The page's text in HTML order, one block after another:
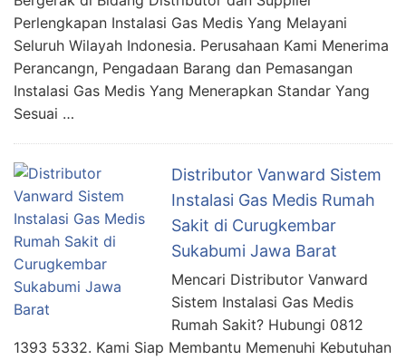
Perlengkapan Instalasi Gas Medis Yang Melayani
Seluruh Wilayah Indonesia. Perusahaan Kami Menerima
Perancangn, Pengadaan Barang dan Pemasangan
Instalasi Gas Medis Yang Menerapkan Standar Yang
Sesuai …
Distributor Vanward Sistem
Instalasi Gas Medis Rumah
Sakit di Curugkembar
Sukabumi Jawa Barat
Mencari Distributor Vanward
Sistem Instalasi Gas Medis
Rumah Sakit? Hubungi 0812
1393 5332. Kami Siap Membantu Memenuhi Kebutuhan